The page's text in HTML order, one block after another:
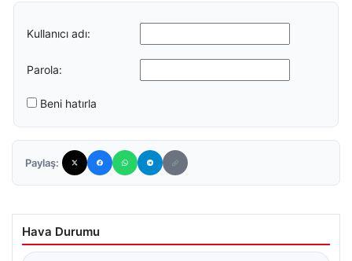
Kullanıcı adı:
Parola:
Beni hatırla
Paylaş:
Hava Durumu